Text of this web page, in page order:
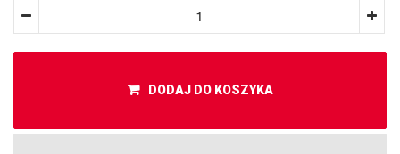
DODAJ DO KOSZYKA